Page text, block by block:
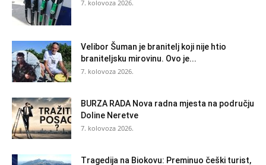
7. kolovoza 2026.
Velibor Šuman je branitelj koji nije htio
braniteljsku mirovinu. Ovo je...
7. kolovoza 2026.
BURZA RADA Nova radna mjesta na području
Doline Neretve
7. kolovoza 2026.
Tragedija na Biokovu: Preminuo češki turist,